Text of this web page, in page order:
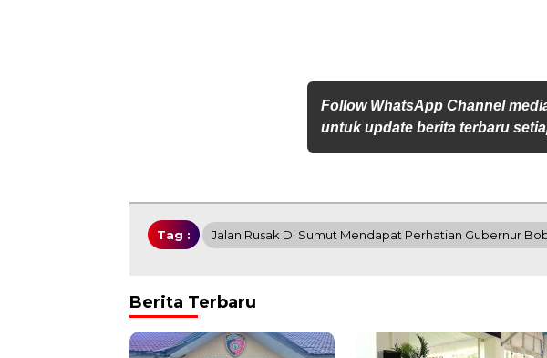
Follow WhatsApp Channel
untuk update berita terbaru
Tag : Jalan Rusak Di Sumut Mendapat Perhatian Gubernur
Berita Terbaru